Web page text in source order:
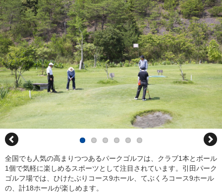
全国でも人気の高まりつつあるパークゴルフは、クラブ1本とボール
1個で気軽に楽しめるスポーツとして注目されています。引田パーク
ゴルフ場では、ひけたぶりコース9ホール、てぶくろコース9ホール
の、計18ホールが楽しめます。